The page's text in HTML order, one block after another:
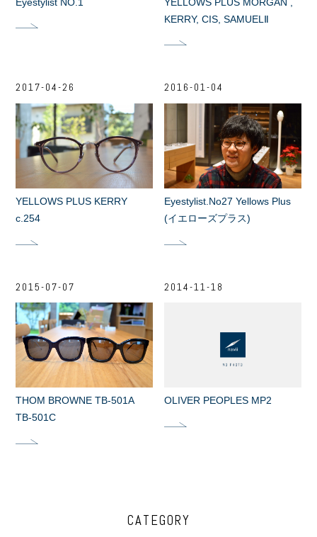
KERRY, CIS, SAMUELⅡ
2017-04-26
YELLOWS PLUS KERRY
c.254
2016-01-04
Eyestylist.No27 Yellows Plus
(イエローズプラス)
2015-07-07
THOM BROWNE TB-501A
TB-501C
2014-11-18
OLIVER PEOPLES MP2
CATEGORY